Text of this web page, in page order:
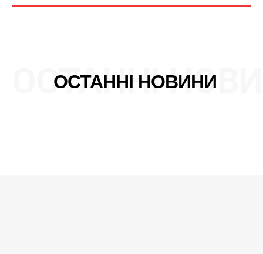
ОСТАННІ НОВИНИ
ОСТАННІ